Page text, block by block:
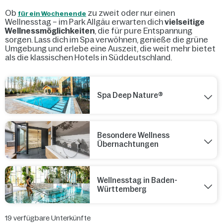
Ob für ein Wochenende zu zweit oder nur einen
Wellnesstag – im Park Allgäu erwarten dichvielseitige
Wellnessmöglichkeiten, die für pure Entspannung
sorgen. Lass dich im Spa verwöhnen, genieße die grüne
Umgebung und erlebe eine Auszeit, die weit mehr bietet
als die klassischen Hotels in Süddeutschland.
Spa Deep Nature®
Besondere Wellness
Übernachtungen
Wellnesstag in Baden-
Württemberg
19 verfügbare Unterkünfte